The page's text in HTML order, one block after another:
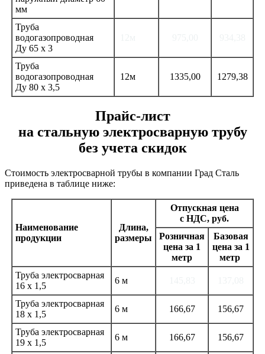
мм
Труба
водогазопроводная
Ду 65 х 3
Труба
водогазопроводная
Ду 80 х 3,5
12м 1335,00 1279,38
Прайс-лист
на стальную электросварную трубу
без учета скидок
Стоимость электросварной трубы в компании Град Сталь
приведена в таблице ниже:
Наименование
продукции
Длина,
размеры
Отпускная цена
с НДС, руб.
Розничная
цена за 1
метр
Базовая
цена за 1
метр
Труба электросварная
16 х 1,5
6 м
Труба электросварная
18 х 1,5
6 м 166,67 156,67
Труба электросварная
19 х 1,5
6 м 166,67 156,67